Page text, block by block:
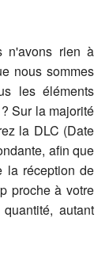
n'avons rien à
nous sommes
les éléments
Sur la majorité
la DLC (Date
afin que
la réception de
proche à votre
autant